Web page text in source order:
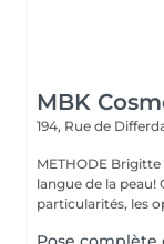
MBK
194, Rue de
METHODE
langue de la peau!
particularités, les